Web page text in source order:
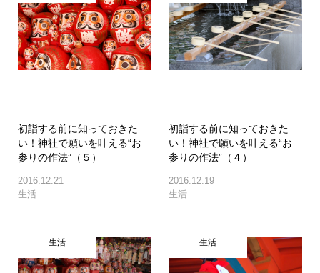
初詣する前に知っておきた
い！神社で願いを叶える“お
参りの作法”（５）
2016.12.21
生活
初詣する前に知っておきた
い！神社で願いを叶える“お
参りの作法”（４）
2016.12.19
生活
生活 生活